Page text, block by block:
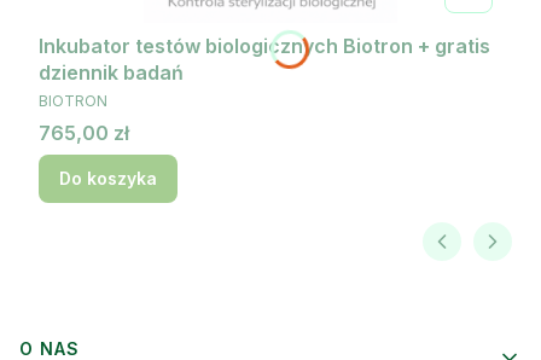
Inkubator testów biologicznych Biotron + gratis
dziennik badań
PRODUCENT
BIOTRON
Cena
765,00 zł
Do koszyka
Linki w stopce
O NAS